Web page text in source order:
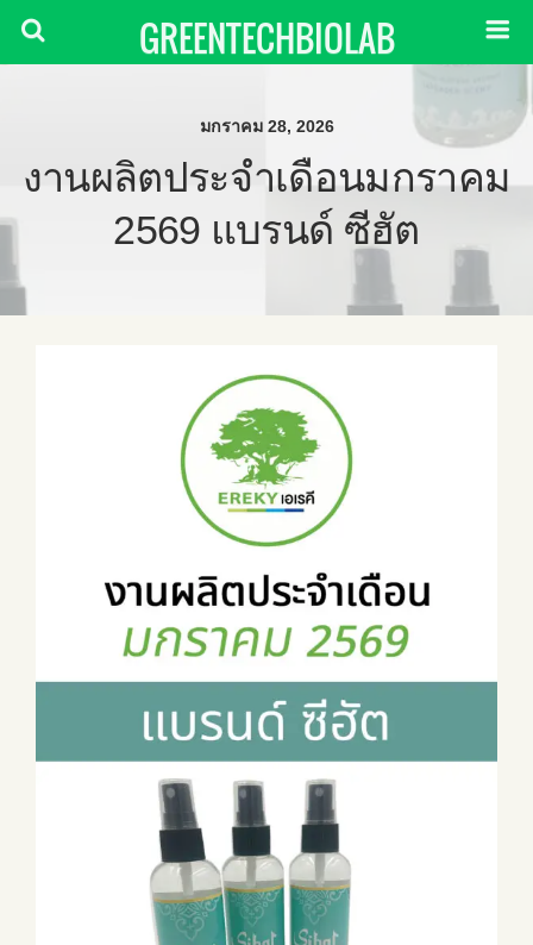
GREENTECHBIOLAB
มกราคม 28, 2026
งานผลิตประจำเดือนมกราคม
2569 แบรนด์ ซีฮัต